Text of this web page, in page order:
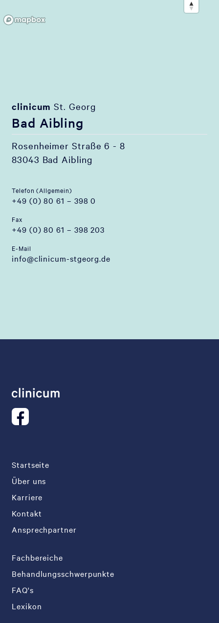
clinicum St. Georg
Bad Aibling
Rosenheimer Straße 6 - 8
83043 Bad Aibling
Telefon (Allgemein)
+49 (0) 80 61 – 398 0
Fax
+49 (0) 80 61 – 398 203
E-Mail
info@clinicum-stgeorg.de
Startseite
Über uns
Karriere
Kontakt
Ansprechpartner
Fachbereiche
Behandlungsschwerpunkte
FAQ's
Lexikon